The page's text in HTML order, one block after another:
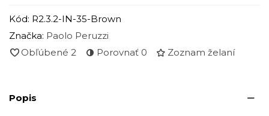
Kód: R2.3.2-IN-35-Brown
Značka: Paolo Peruzzi
Obľúbené 2 Porovnať 0 Zoznam želaní
Popis